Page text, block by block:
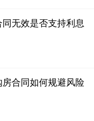
无效是否支持利息
房合同如何规避风险